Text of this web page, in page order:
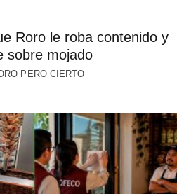
Roro le roba contenido y
sobre mojado
PERO CIERTO